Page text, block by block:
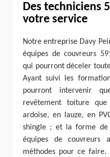
Des techniciens
votre service
Notre entreprise Davy
équipes de couvreurs
qui pourront déceler
Ayant suivi les
pourront intervenir
revêtement toiture
ardoise, en lauze, en
shingle ; et la forme de
équipes de couvreurs
méthodes pour ce faire.